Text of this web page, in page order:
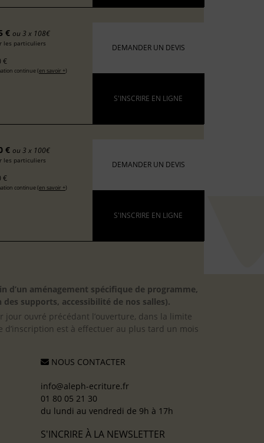
€ ou 3 x 108€
les particuliers
€
continue (en savoir +)
DEMANDER UN DEVIS
S'INSCRIRE EN LIGNE
€ ou 3 x 100€
les particuliers
€
continue (en savoir +)
DEMANDER UN DEVIS
S'INSCRIRE EN LIGNE
d’un aménagement spécifique de programme,
supports, accessibilité de nos salles).
jour ouvré précédant l’ouverture, dans la limite
est à effectuer au plus tard un mois
NOUS CONTACTER
info@aleph-ecriture.fr
01 80 05 21 30
du lundi au vendredi de 9h à 17h
S'INCRIRE À LA NEWSLETTER